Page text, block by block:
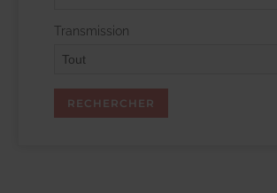
Transmission